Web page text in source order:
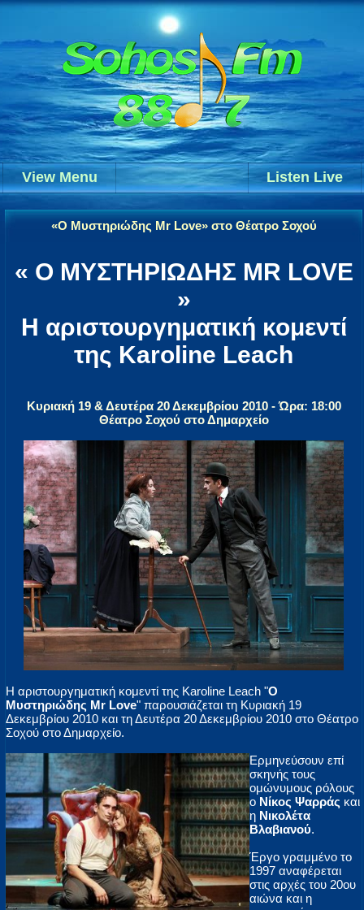
Listen Live
View Menu
«Ο Μυστηριώδης Mr Love» στο Θέατρο Σοχού
« Ο ΜΥΣΤΗΡΙΩΔΗΣ MR LOVE
»
Η αριστουργηματική κομεντί
της Karoline Leach
Κυριακή 19 & Δευτέρα 20 Δεκεμβρίου 2010 - Ώρα: 18:00
Θέατρο Σοχού στο Δημαρχείο
Η αριστουργηματική κομεντί της Karoline Leach "Ο
Μυστηριώδης Mr Love" παρουσιάζεται τη Κυριακή 19
Δεκεμβρίου 2010 και τη Δευτέρα 20 Δεκεμβρίου 2010 στο Θέατρο
Σοχού στο Δημαρχείο.
Ερμηνεύσουν επί
σκηνής τους
ομώνυμους ρόλους
ο Νίκος Ψαρράς και
η Νικολέτα
Βλαβιανού.
Έργο γραμμένο το
1997 αναφέρεται
στις αρχές του 20ου
αιώνα και η